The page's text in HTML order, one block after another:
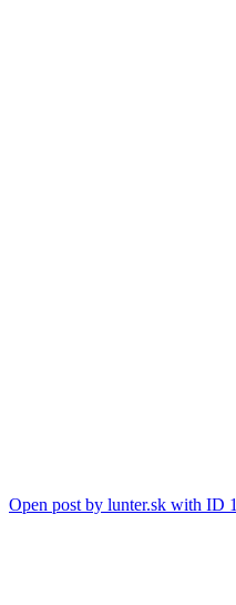
Open post by lunter.sk with ID